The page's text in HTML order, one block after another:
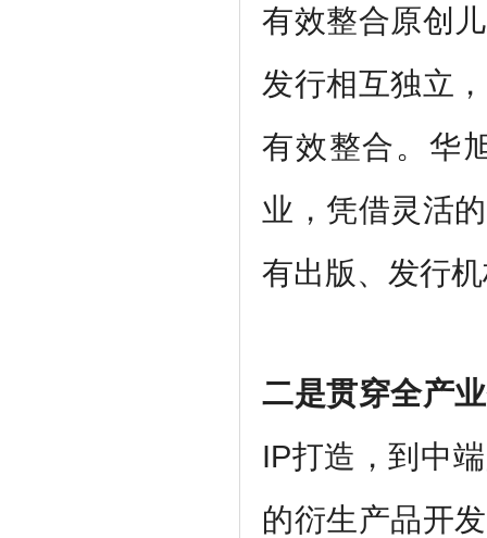
有效整合原创
发行相互独立
有效整合。华
业，凭借灵活
有出版、发行
二是贯穿全产
IP打造，到中
的衍生产品开